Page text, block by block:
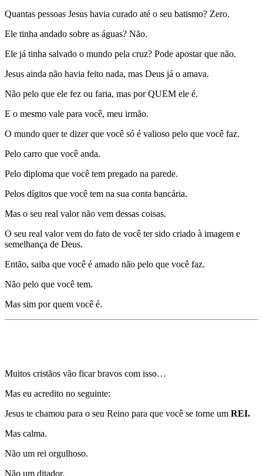
Quantas pessoas Jesus havia curado até o seu batismo? Zero.
Ele tinha andado sobre as águas? Não.
Ele já tinha salvado o mundo pela cruz? Pode apostar que não.
Jesus ainda não havia feito nada, mas Deus já o amava.
Não pelo que ele fez ou faria, mas por QUEM ele é.
E o mesmo vale para você, meu irmão.
O mundo quer te dizer que você só é valioso pelo que você faz.
Pelo carro que você anda.
Pelo diploma que você tem pregado na parede.
Pelos dígitos que você tem na sua conta bancária.
Mas o seu real valor não vem dessas coisas.
O seu real valor vem do fato de você ter sido criado à imagem e
semelhança de Deus.
Então, saiba que você é amado não pelo que você faz.
Não pelo que você tem.
Mas sim por quem você é.
Muitos cristãos vão ficar bravos com isso…
Mas eu acredito no seguinte:
Jesus te chamou para o seu Reino para que você se torne um REI.
Mas calma.
Não um rei orgulhoso.
Não um ditador.